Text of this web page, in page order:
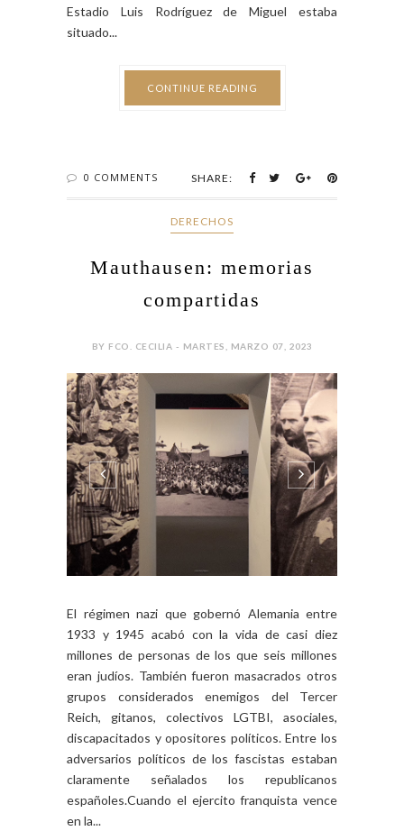
Estadio Luis Rodríguez de Miguel estaba
situado...
CONTINUE READING
0 COMMENTS SHARE:
DERECHOS
Mauthausen: memorias
compartidas
BY FCO. CECILIA - MARTES, MARZO 07, 2023
El régimen nazi que gobernó Alemania entre
1933 y 1945 acabó con la vida de casi diez
millones de personas de los que seis millones
eran judíos. También fueron masacrados otros
grupos considerados enemigos del Tercer
Reich, gitanos, colectivos LGTBI, asociales,
discapacitados y opositores políticos. Entre los
adversarios políticos de los fascistas estaban
claramente señalados los republicanos
españoles.Cuando el ejercito franquista vence
en la...